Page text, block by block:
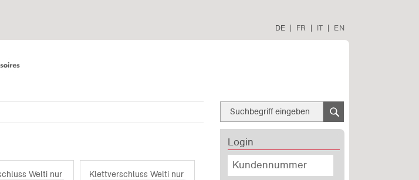
DE FR IT EN
Login
Welti nur Schlaufen - FlauschKlettverschluss Welti nur Haken